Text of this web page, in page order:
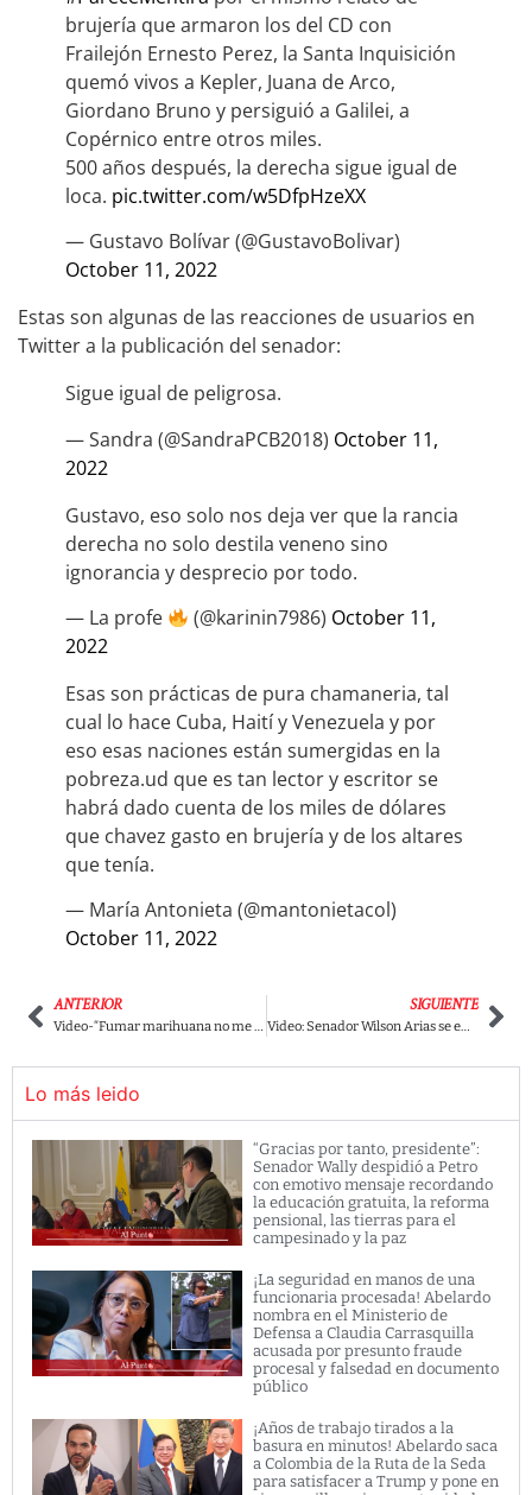
brujería que armaron los del CD con
Frailejón Ernesto Perez, la Santa Inquisición
quemó vivos a Kepler, Juana de Arco,
Giordano Bruno y persiguió a Galilei, a
Copérnico entre otros miles.
500 años después, la derecha sigue igual de
loca. pic.twitter.com/w5DfpHzeXX
— Gustavo Bolívar (@GustavoBolivar)
October 11, 2022
Estas son algunas de las reacciones de usuarios en
Twitter a la publicación del senador:
Sigue igual de peligrosa.
— Sandra (@SandraPCB2018) October 11,
2022
Gustavo, eso solo nos deja ver que la rancia
derecha no solo destila veneno sino
ignorancia y desprecio por todo.
— La profe
(@karinin7986) October 11,
2022
Esas son prácticas de pura chamaneria, tal
cual lo hace Cuba, Haití y Venezuela y por
eso esas naciones están sumergidas en la
pobreza.ud que es tan lector y escritor se
habrá dado cuenta de los miles de dólares
que chavez gasto en brujería y de los altares
que tenía.
— María Antonieta (@mantonietacol)
October 11, 2022
ANTERIOR
Video-“Fumar marihuana no me hace peor profesional”: Congresista Carvalho revolucionó las redes
SIGUIENTE
Video: Senador Wilson Arias se emberracó y le ‘cantó la tabla’ a la uribista Paloma Valencia
Lo más leido
“Gracias por tanto, presidente”:
Senador Wally despidió a Petro
con emotivo mensaje recordando
la educación gratuita, la reforma
pensional, las tierras para el
campesinado y la paz
¡La seguridad en manos de una
funcionaria procesada! Abelardo
nombra en el Ministerio de
Defensa a Claudia Carrasquilla
acusada por presunto fraude
procesal y falsedad en documento
público
¡Años de trabajo tirados a la
basura en minutos! Abelardo saca
a Colombia de la Ruta de la Seda
para satisfacer a Trump y pone en